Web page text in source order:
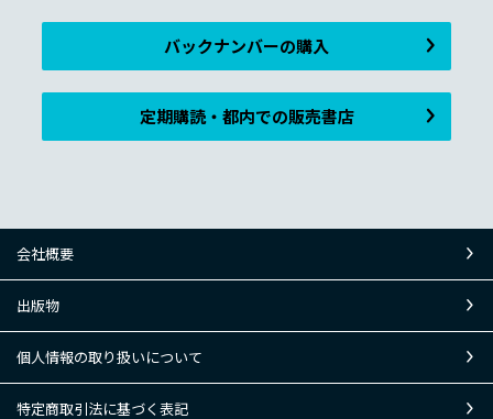
バックナンバーの購入
定期購読・都内での販売書店
会社概要
出版物
個人情報の取り扱いについて
特定商取引法に基づく表記